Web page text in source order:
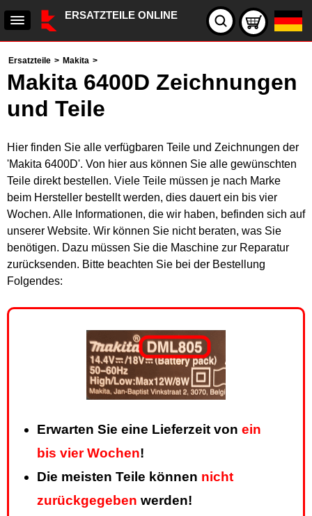
ERSATZTEILE ONLINE
Ersatzteile > Makita >
Makita 6400D Zeichnungen
und Teile
Hier finden Sie alle verfügbaren Teile und Zeichnungen der
'Makita 6400D'. Von hier aus können Sie alle gewünschten
Teile direkt bestellen. Viele Teile müssen je nach Marke
beim Hersteller bestellt werden, dies dauert ein bis vier
Wochen. Alle Informationen, die wir haben, befinden sich auf
unserer Website. Wir können Sie nicht beraten, was Sie
benötigen. Dazu müssen Sie die Maschine zur Reparatur
zurücksenden. Bitte beachten Sie bei der Bestellung
Folgendes:
Erwarten Sie eine Lieferzeit von ein
bis vier Wochen!
Die meisten Teile können nicht
zurückgegeben werden!